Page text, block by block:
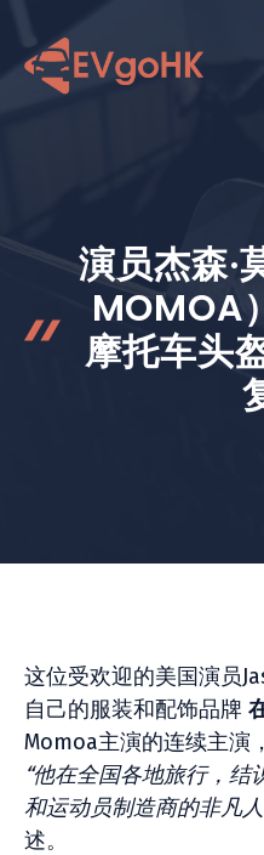
演员杰森·
MOMOA
摩托车头
这位受欢迎的美国演员
自己的服装和配饰品牌
Momoa主演的连续主演
“他在全国各地旅行，
和运动员制造商的非凡
述。